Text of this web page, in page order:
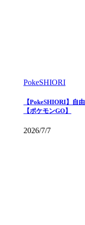
PokeSHIORI
【PokeSHIORI】自
【ポケモンGO】
2026/7/7